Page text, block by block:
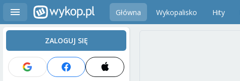
Główna Wykopalisko Hity
ZALOGUJ SIĘ